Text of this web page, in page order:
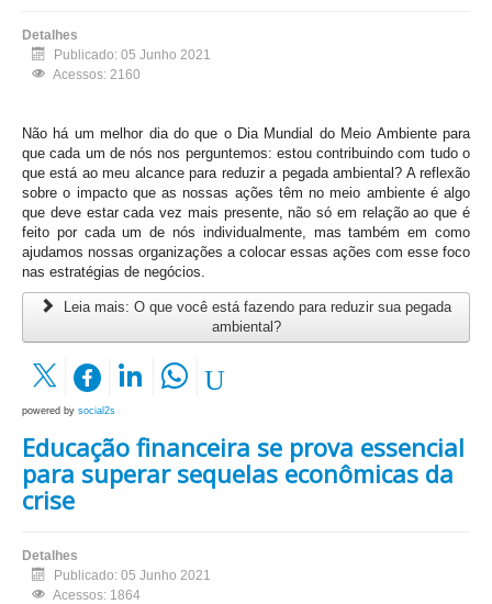
Detalhes
Publicado: 05 Junho 2021
Acessos: 2160
Não há um melhor dia do que o Dia Mundial do Meio Ambiente para
que cada um de nós nos perguntemos: estou contribuindo com tudo o
que está ao meu alcance para reduzir a pegada ambiental? A reflexão
sobre o impacto que as nossas ações têm no meio ambiente é algo
que deve estar cada vez mais presente, não só em relação ao que é
feito por cada um de nós individualmente, mas também em como
ajudamos nossas organizações a colocar essas ações com esse foco
nas estratégias de negócios.
Leia mais: O que você está fazendo para reduzir sua pegada
ambiental?
powered by social2s
Educação financeira se prova essencial
para superar sequelas econômicas da
crise
Detalhes
Publicado: 05 Junho 2021
Acessos: 1864